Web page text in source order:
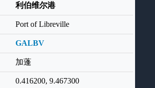
利伯维尔港
Port of Libreville
GALBV
加蓬
0.416200, 9.467300